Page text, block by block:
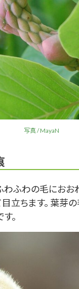
写真 / MayaN
わふわの毛におお
立ちます。 葉芽の
。